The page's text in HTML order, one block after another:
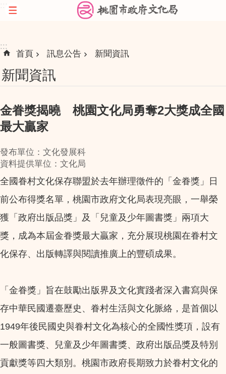
跳到主要內容區塊
:::
首頁 訊息公告 新聞資訊
新聞資訊
金眷獎揭曉 桃園文化局勇奪2大獎成全國
最大贏家
發布單位：文化發展科
資料提供單位：文化局
全國眷村文化保存聯盟於去年辦理徵件的「金眷獎」日
前公布得獎名單，桃園市政府文化局表現亮眼，一舉榮
獲「政府出版品獎」及「兒童及少年圖書獎」兩項大
獎，成為本屆金眷獎最大贏家，充分展現桃園在眷村文
化保存、出版轉譯與閱讀推廣上的豐碩成果。
「金眷獎」旨在鼓勵出版界及文化實踐者深入書寫與保
存中華民國遷臺歷史、眷村生活與文化脈絡，是首個以
1949年後民國史與眷村文化為核心的全國性獎項，設有
一般圖書獎、兒童及少年圖書獎、政府出版品獎及特別
貢獻獎等四大類別。桃園市政府長期致力於眷村文化的